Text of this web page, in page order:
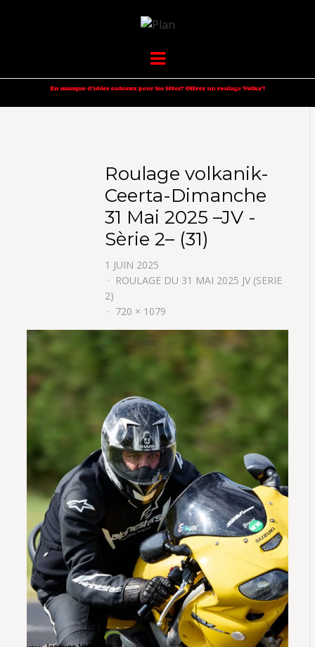
VOLKANIK-
ENDURANCE
Menu
Roulage volkanik-
Ceerta-Dimanche
31 Mai 2025 –JV -
Sèrie 2– (31)
1 JUIN 2025
ROULAGE DU 31 MAI 2025 JV (SERIE
2)
720 × 1079